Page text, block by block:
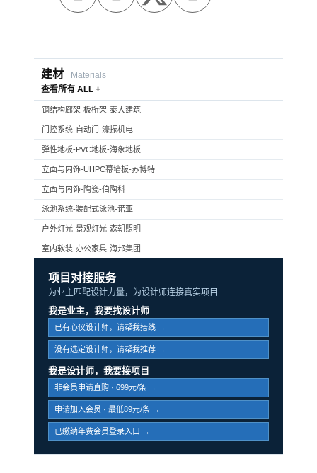
建材
Materials
查看所有 ALL +
钢结构廊架-板桁架-泰大建筑
门控系统-自动门-濠振机电
弹性地板-PVC地板-海象地板
立面与内饰-UHPC幕墙板-苏博特
立面与内饰-陶瓷-伯陶科
泳池系统-装配式泳池-诺亚
户外灯光-景观灯光-森朝照明
室内软装-办公家具-海邦集团
项目对接服务
为业主匹配设计力量，为设计师连接真实项目
我是业主，我要找设计师
已有心仪设计师，请帮我搭线 →
没有选定设计师，请帮我推荐 →
我是设计师，我要接项目
非会员申请直购 · 699元/条 →
申请加入会员 · 最低89元/条 →
已缴纳年费会员登录入口 →